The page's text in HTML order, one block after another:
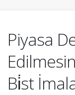
Piyasa
Bi̇st